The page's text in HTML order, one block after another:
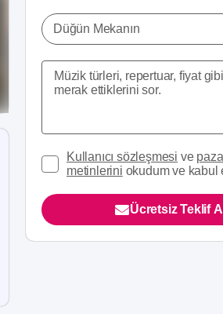
Düğün Mekanın
Kullanıcı sözleşmesi ve
metinlerini okudum ve kabul
Ücretsiz Teklif Al